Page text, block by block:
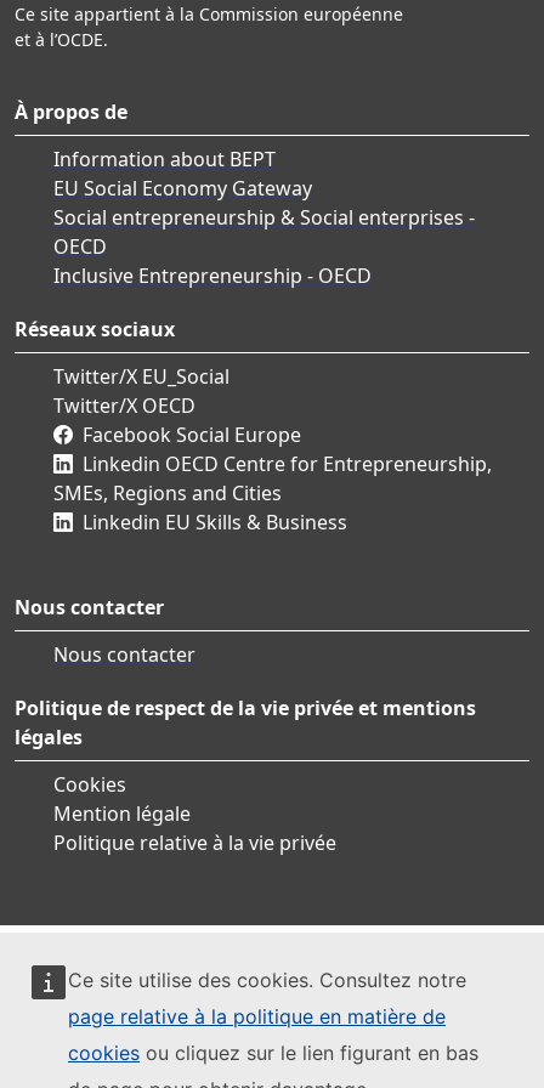
Ce site utilise des cookies. Consultez notre
page relative à la politique en matière de
cookies ou cliquez sur le lien figurant en bas
Ce site appartient à la Commission européenne
et à l’OCDE.
À propos de
Information about BEPT
EU Social Economy Gateway
Social entrepreneurship & Social enterprises -
OECD
Inclusive Entrepreneurship - OECD
Réseaux sociaux
Twitter/X EU_Social
Twitter/X OECD
Facebook Social Europe
Linkedin OECD Centre for Entrepreneurship,
SMEs, Regions and Cities
Linkedin EU Skills & Business
Nous contacter
Nous contacter
Politique de respect de la vie privée et mentions
légales
Cookies
Mention légale
Politique relative à la vie privée